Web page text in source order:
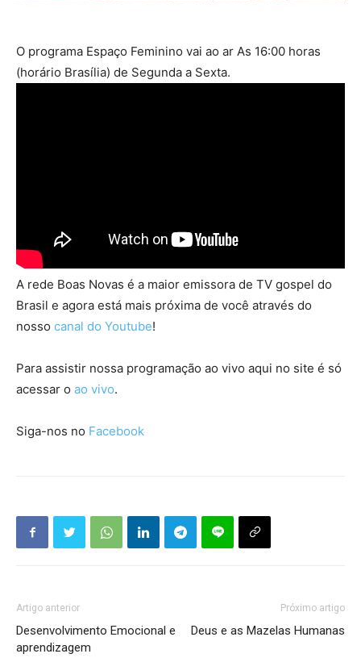
O programa Espaço Feminino vai ao ar As 16:00 horas
(horário Brasília) de Segunda a Sexta.
A rede Boas Novas é a maior emissora de TV gospel do
Brasil e agora está mais próxima de você através do
nosso canal do Youtube!
Para assistir nossa programação ao vivo aqui no site é só
acessar o ao vivo.
Siga-nos no Facebook
Artigo anterior
Desenvolvimento Emocional e
aprendizagem
Próximo artigo
Deus e as Mazelas Humanas